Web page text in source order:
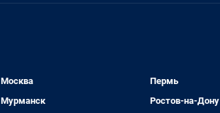
Москва
Мурманск
Пермь
Ростов-на-Дону